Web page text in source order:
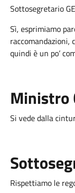
Sottosegretario
Sì, esprimiamo
raccomandazioni,
quindi è un po’
Ministro
Si vede dalla
Rispettiamo le